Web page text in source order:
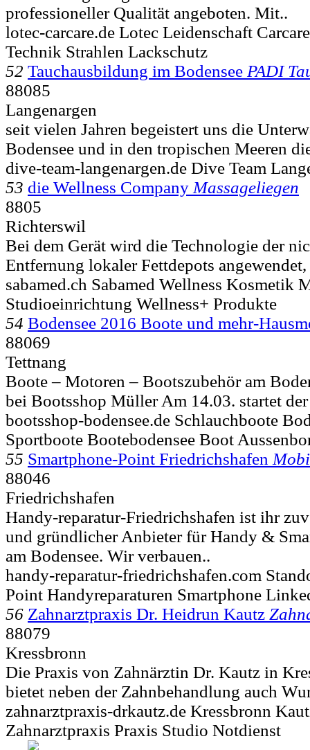
professioneller Qualität angeboten. Mit..
lotec-carcare.de Lotec Leidenschaft
Technik Strahlen Lackschutz
52 Tauchausbildung im Bodensee PADI
88085
Langenargen
seit vielen Jahren begeistert uns die
Bodensee und in den tropischen Meeren
dive-team-langenargen.de Dive Team
53 die Wellness Company Massageliegen
8805
Richterswil
Bei dem Gerät wird die Technologie der
Entfernung lokaler Fettdepots
sabamed.ch Sabamed Wellness Kosmetik
Studioeinrichtung Wellness+ Produkte
54 Bodensee 2016 Boote und mehr-
88069
Tettnang
Boote – Motoren – Bootszubehör am
bei Bootsshop Müller Am 14.03. startet
bootsshop-bodensee.de Schlauchboote
Sportboote Bootebodensee Boot
55 Smartphone-Point Friedrichshafen
88046
Friedrichshafen
Handy-reparatur-Friedrichshafen ist ihr
und gründlicher Anbieter für Handy &
am Bodensee. Wir verbauen..
handy-reparatur-friedrichshafen.com
Point Handyreparaturen Smartphone
56 Zahnarztpraxis Dr. Heidrun Kautz
88079
Kressbronn
Die Praxis von Zahnärztin Dr. Kautz in
bietet neben der Zahnbehandlung auch
zahnarztpraxis-drkautz.de Kressbronn
Zahnarztpraxis Praxis Studio Notdienst